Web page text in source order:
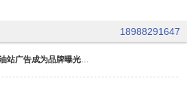
18988291647
云南墙体广告公司制作的加油站广告成为品牌曝光与即时引流的